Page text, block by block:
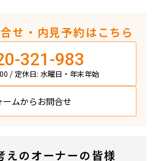
せ・内見予約はこちら
321-983
/ 定休日: 水曜日・年末年始
ームから お問合せ
えのオーナーの皆様